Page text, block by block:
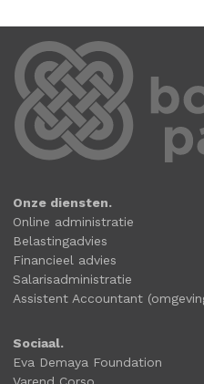
Onze diensten.
Online administratie
Belastingadvies
Financieel advies
Salarisadministratie
Assistent Accountant
Sociaal.
Eva Demaya Foundation